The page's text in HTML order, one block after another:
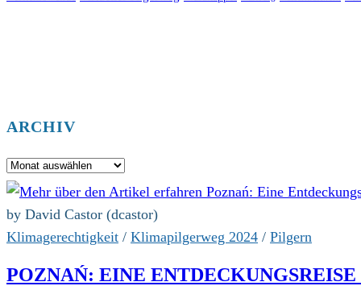
ARCHIV
Archiv
by David Castor (dcastor)
Klimagerechtigkeit / Klimapilgerweg 2024 / Pilgern
POZNAŃ: EINE